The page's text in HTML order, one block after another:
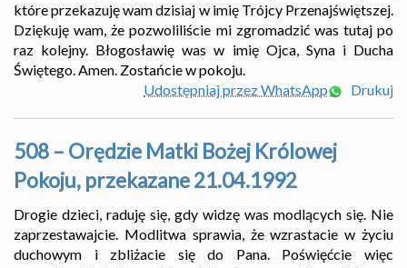
które przekazuję wam dzisiaj w imię Trójcy Przenajświętszej.
Dziękuję wam, że pozwoliliście mi zgromadzić was tutaj po
raz kolejny. Błogosławię was w imię Ojca, Syna i Ducha
Świętego. Amen. Zostańcie w pokoju.
Udostępniaj przez WhatsApp
Drukuj
508 – Orędzie Matki Bożej Królowej
Pokoju, przekazane 21.04.1992
Drogie dzieci, raduję się, gdy widzę was modlących się. Nie
zaprzestawajcie. Modlitwa sprawia, że ​​wzrastacie w życiu
duchowym i zbliżacie się do Pana. Poświęćcie więc